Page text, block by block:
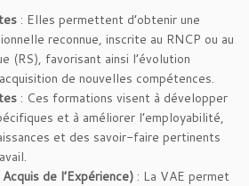
: Elles permettent d’obtenir une
reconnue, inscrite au RNCP ou au
(RS), favorisant ainsi l’évolution
de nouvelles compétences.
: Ces formations visent à développer
et à améliorer l’employabilité,
et des savoir-faire pertinents
de l’Expérience) : La VAE permet